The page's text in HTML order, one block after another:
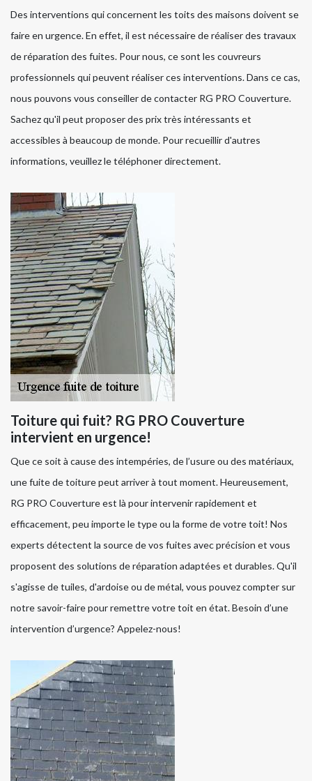
Des interventions qui concernent les toits des maisons doivent se
faire en urgence. En effet, il est nécessaire de réaliser des travaux
de réparation des fuites. Pour nous, ce sont les couvreurs
professionnels qui peuvent réaliser ces interventions. Dans ce cas,
nous pouvons vous conseiller de contacter RG PRO Couverture.
Sachez qu'il peut proposer des prix très intéressants et
accessibles à beaucoup de monde. Pour recueillir d'autres
informations, veuillez le téléphoner directement.
Toiture qui fuit? RG PRO Couverture
intervient en urgence!
Que ce soit à cause des intempéries, de l’usure ou des matériaux,
une fuite de toiture peut arriver à tout moment. Heureusement,
RG PRO Couverture est là pour intervenir rapidement et
efficacement, peu importe le type ou la forme de votre toit! Nos
experts détectent la source de vos fuites avec précision et vous
proposent des solutions de réparation adaptées et durables. Qu'il
s'agisse de tuiles, d'ardoise ou de métal, vous pouvez compter sur
notre savoir-faire pour remettre votre toit en état. Besoin d’une
intervention d’urgence? Appelez-nous!